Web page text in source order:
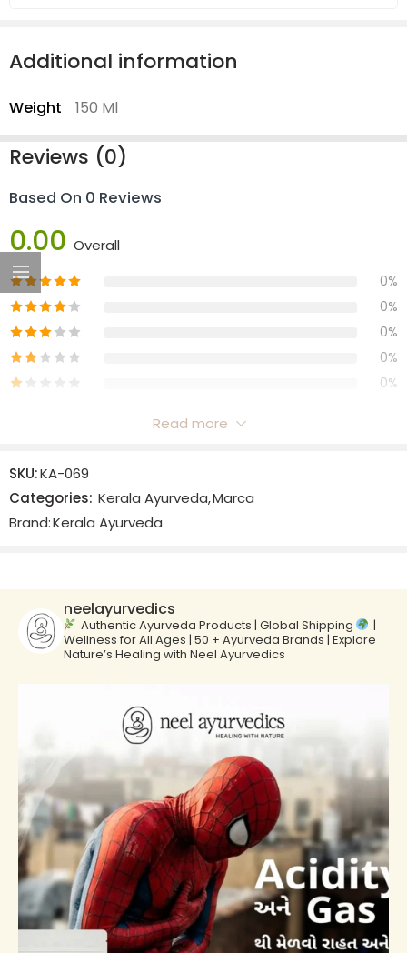
Additional information
Weight 150 Ml
Reviews (0)
Based On 0 Reviews
0.00 Overall
0%
0%
0%
0%
0%
There are no reviews yet.
Read more
SKU:KA-069
Categories: Kerala Ayurveda,Marca
Brand:Kerala Ayurveda
neelayurvedics
Authentic Ayurveda Products | Global Shipping
|
Wellness for All Ages | 50 + Ayurveda Brands | Explore
Nature’s Healing with Neel Ayurvedics